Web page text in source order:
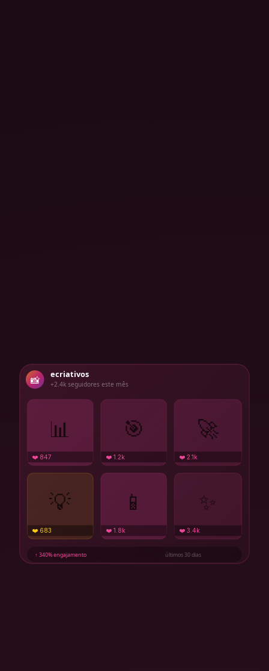
📸
ecriativos
+2.4k seguidores este mês
📊
❤️ 847
🎯
❤️ 1.2k
🚀
❤️ 2.1k
💡
❤️ 683
📱
❤️ 1.8k
✨
❤️ 3.4k
↑ 340% engajamento últimos 30 dias